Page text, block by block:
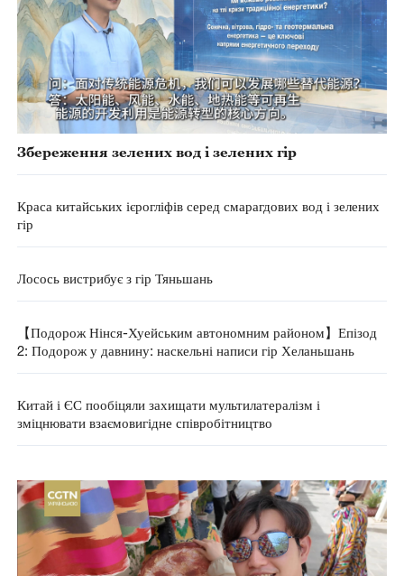
Збереження зелених вод і зелених гір
Краса китайських ієрогліфів серед смарагдових вод і зелених
гір
Лосось вистрибує з гір Тяньшань
【Подорож Нінся-Хуейським автономним районом】Епізод
2: Подорож у давнину: наскельні написи гір Хеланьшань
Китай і ЄС пообіцяли захищати мультилатералізм і
зміцнювати взаємовигідне співробітництво